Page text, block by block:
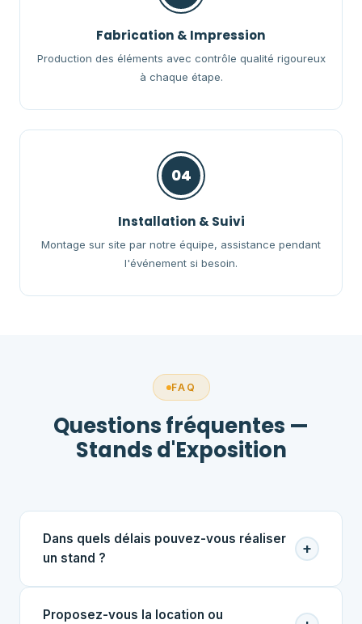
Fabrication & Impression
Production des éléments avec contrôle qualité rigoureux
à chaque étape.
04
Installation & Suivi
Montage sur site par notre équipe, assistance pendant
l'événement si besoin.
FAQ
Questions fréquentes —
Stands d'Exposition
Dans quels délais pouvez-vous réaliser
un stand ?
+
entre la validation du design et la livraison. Pour
Proposez-vous la location ou